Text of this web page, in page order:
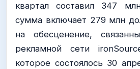
квартал составил 347
сумма включает 279 млн
на обесценение,
рекламной сети
которое состоялось 30